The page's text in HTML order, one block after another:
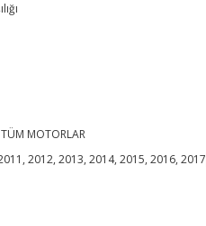
MOTORLAR
2012, 2013, 2014, 2015, 2016, 2017